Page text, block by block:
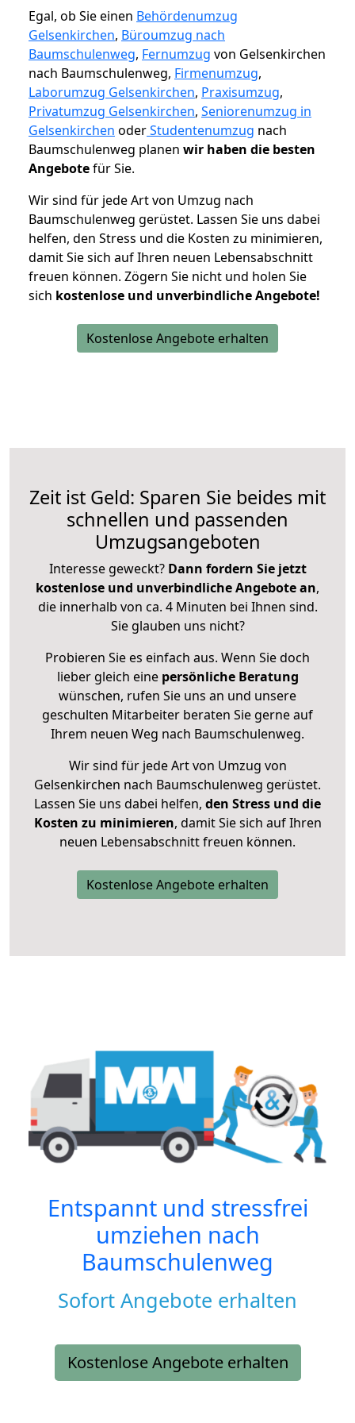
Egal, ob Sie einen Behördenumzug
Gelsenkirchen, Büroumzug nach
Baumschulenweg, Fernumzug von Gelsenkirchen
nach Baumschulenweg, Firmenumzug,
Laborumzug Gelsenkirchen, Praxisumzug,
Privatumzug Gelsenkirchen, Seniorenumzug in
Gelsenkirchen oderStudentenumzug nach
Baumschulenweg planen wir haben die besten
Angebotefür Sie.
Wir sind für jede Art von Umzug nach
Baumschulenweg gerüstet. Lassen Sie uns dabei
helfen, den Stress und die Kosten zu minimieren,
damit Sie sich auf Ihren neuen Lebensabschnitt
freuen können. Zögern Sie nicht und holen Sie
sich kostenlose und unverbindliche Angebote!
Kostenlose Angebote erhalten
Zeit ist Geld: Sparen Sie beides mit
schnellen und passenden
Umzugsangeboten
Interesse geweckt? Dann fordern Sie jetzt
kostenlose und unverbindliche Angebote an,
die innerhalb von ca. 4 Minuten bei Ihnen sind.
Sie glauben uns nicht?
Probieren Sie es einfach aus. Wenn Sie doch
lieber gleich eine persönliche Beratung
wünschen, rufen Sie uns an und unsere
geschulten Mitarbeiter beraten Sie gerne auf
Ihrem neuen Weg nach Baumschulenweg.
Wir sind für jede Art von Umzug von
Gelsenkirchen nach Baumschulenweg gerüstet.
Lassen Sie uns dabei helfen, den Stress und die
Kosten zu minimieren, damit Sie sich auf Ihren
neuen Lebensabschnitt freuen können.
Kostenlose Angebote erhalten
Entspannt und stressfrei
umziehen nach
Baumschulenweg
Sofort Angebote erhalten
Kostenlose Angebote erhalten